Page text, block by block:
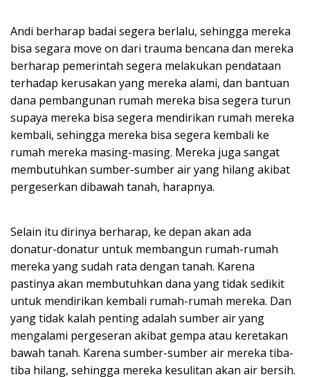
Andi berharap badai segera berlalu, sehingga mereka
bisa segara move on dari trauma bencana dan mereka
berharap pemerintah segera melakukan pendataan
terhadap kerusakan yang mereka alami, dan bantuan
dana pembangunan rumah mereka bisa segera turun
supaya mereka bisa segera mendirikan rumah mereka
kembali, sehingga mereka bisa segera kembali ke
rumah mereka masing-masing. Mereka juga sangat
membutuhkan sumber-sumber air yang hilang akibat
pergeserkan dibawah tanah, harapnya.
Selain itu dirinya berharap, ke depan akan ada
donatur-donatur untuk membangun rumah-rumah
mereka yang sudah rata dengan tanah. Karena
pastinya akan membutuhkan dana yang tidak sedikit
untuk mendirikan kembali rumah-rumah mereka. Dan
yang tidak kalah penting adalah sumber air yang
mengalami pergeseran akibat gempa atau keretakan
bawah tanah. Karena sumber-sumber air mereka tiba-
tiba hilang, sehingga mereka kesulitan akan air bersih.